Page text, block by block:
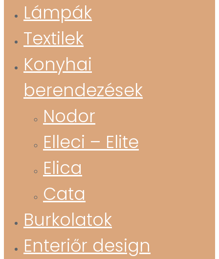
Lámpák
Textilek
Konyhai
berendezések
Nodor
Elleci – Elite
Elica
Cata
Burkolatok
Enteriőr design